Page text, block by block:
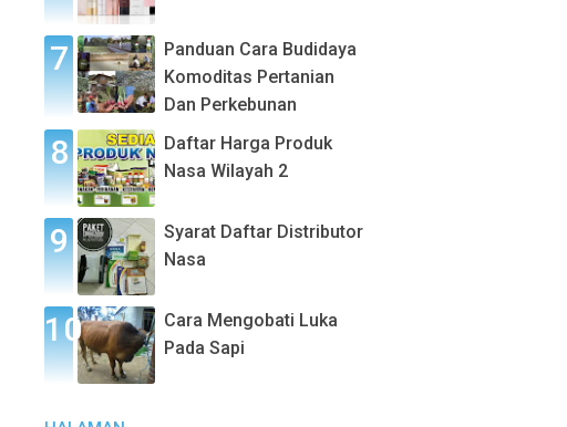
Panduan Cara Budidaya
Komoditas Pertanian
Dan Perkebunan
Daftar Harga Produk
Nasa Wilayah 2
Syarat Daftar Distributor
Nasa
Cara Mengobati Luka
Pada Sapi